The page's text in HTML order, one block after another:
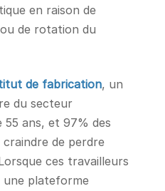
en raison de
de rotation du
de fabrication, un
du secteur
ans, et 97% des
de perdre
ces travailleurs
plateforme